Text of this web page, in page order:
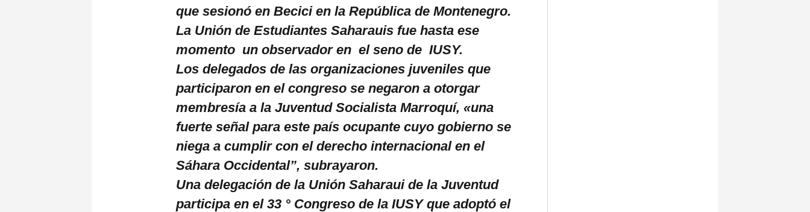
que sesionó en Becici en la República de Montenegro.
La Unión de Estudiantes Saharauis fue hasta ese
momento un observador en el seno de IUSY.
Los delegados de las organizaciones juveniles que
participaron en el congreso se negaron a otorgar
membresía a la Juventud Socialista Marroquí, «una
fuerte señal para este país ocupante cuyo gobierno se
niega a cumplir con el derecho internacional en el
Sáhara Occidental”, subrayaron.
Una delegación de la Unión Saharaui de la Juventud
participa en el 33 ° Congreso de la IUSY que adoptó el